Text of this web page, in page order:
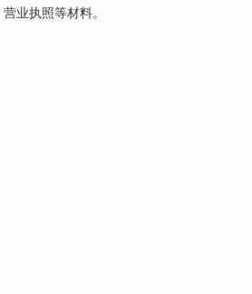
业执照等材料。